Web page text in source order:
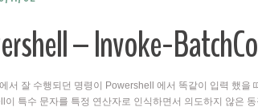
– Invoke-
서 잘 수행되던 명령이 Powershell 에서 똑같이 입력 했을
이 특수 문자를 특정 연산자로 인식하면서 의도하지 않은